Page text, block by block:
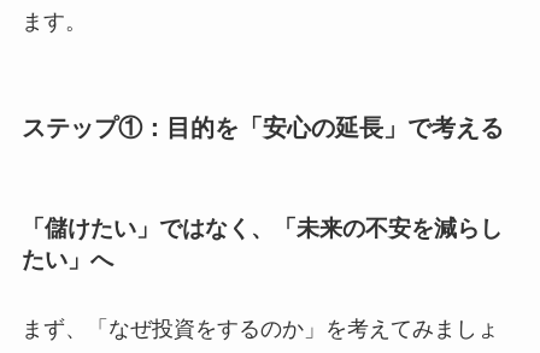
ます。
ステップ①：目的を「安心の延長」で考える
「儲けたい」ではなく、「未来の不安を減らし
たい」へ
まず、「なぜ投資をするのか」を考えてみましょ